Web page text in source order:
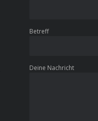
Betreff
Deine Nachricht